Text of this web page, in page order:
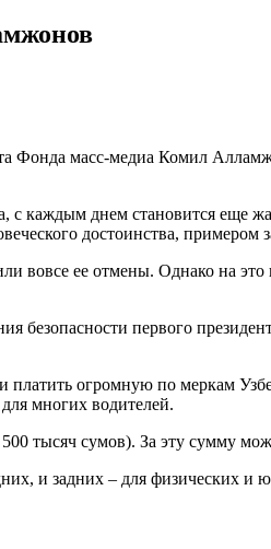
Фонда масс-медиа Комил
с каждым днем становится
достоинства, примером
ее отмены. Однако на
безопасности первого
платить огромную по меркам
многих водителей.
тысяч сумов). За эту сумму
и задних – для физических и